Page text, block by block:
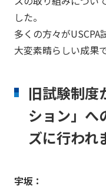
した。
多くの方々がUSCPA
大変素晴らしい成果
旧試験制度
ション」へ
ズに行われ
宇坂：